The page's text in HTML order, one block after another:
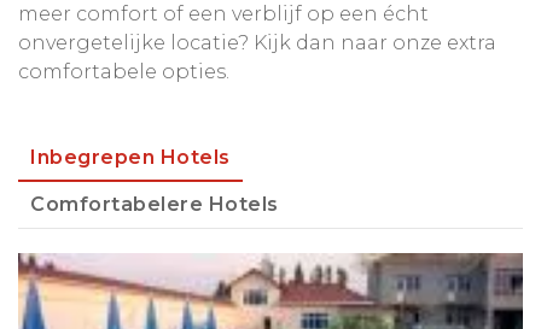
meer comfort of een verblijf op een écht
onvergetelijke locatie? Kijk dan naar onze extra
comfortabele opties.
Inbegrepen Hotels
Comfortabelere Hotels